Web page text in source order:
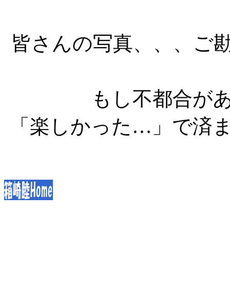
皆さんの写真、、、ご
もし不都合が
「楽しかった…」で済